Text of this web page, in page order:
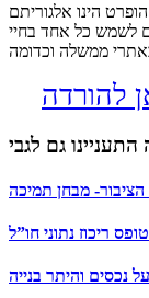
הינו אלגוריתם
לשמש כל אחד בחיי
ממשלה וכדומה
להורדה
גם לגבי
מבחן תמיכה
נכסים והיתר בנייה